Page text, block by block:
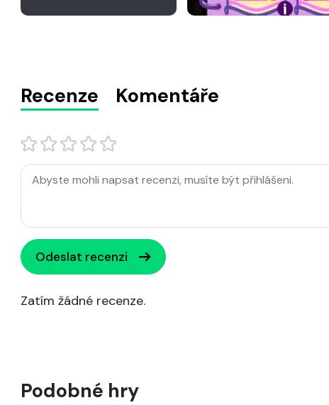
Recenze Komentáře
Odeslat recenzi
Zatím žádné recenze.
Podobné hry